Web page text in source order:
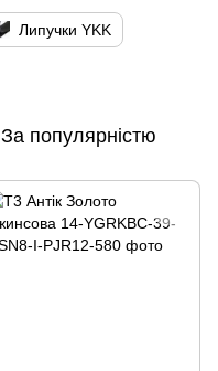
Липучки YKK
За популярністю